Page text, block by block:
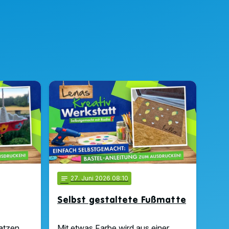
notes 27. Juni 2026 08:10
Selbst gestaltete Fußmatte